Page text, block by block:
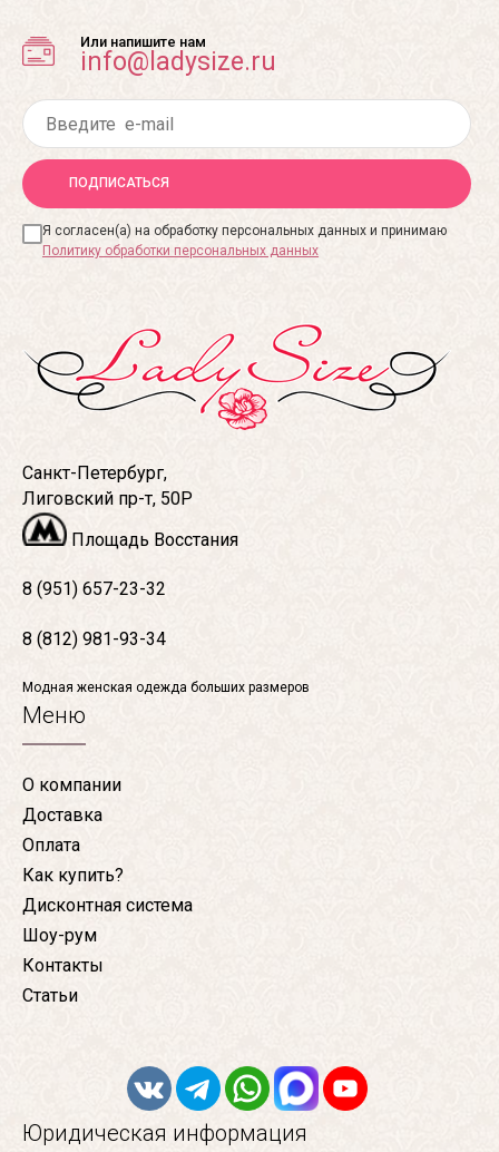
Или напишите нам
info@ladysize.ru
ПОДПИСАТЬСЯ
Я согласен(а) на обработку персональных данных и принимаю
Политику обработки персональных данных
Санкт-Петербург,
Лиговский пр-т, 50Р
Площадь Восстания
8 (951) 657-23-32
8 (812) 981-93-34
Модная женская одежда больших размеров
Меню
О компании
Доставка
Оплата
Как купить?
Дисконтная система
Шоу-рум
Контакты
Статьи
Юридическая информация